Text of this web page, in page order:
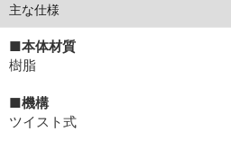
主な仕様
■本体材質
樹脂
■機構
ツイスト式